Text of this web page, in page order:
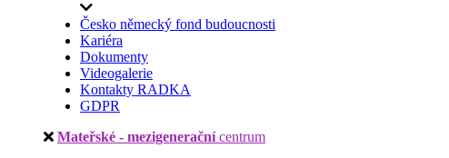
Česko německý fond budoucnosti
Kariéra
Dokumenty
Videogalerie
Kontakty RADKA
GDPR
Mateřské - mezigenerační centrum